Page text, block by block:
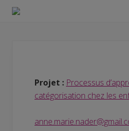
Menu
Skip
Skip
autisme
Projet : Processus
catégorisation chez les